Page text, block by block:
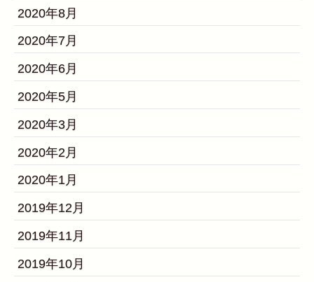
2020年8月
2020年7月
2020年6月
2020年5月
2020年3月
2020年2月
2020年1月
2019年12月
2019年11月
2019年10月